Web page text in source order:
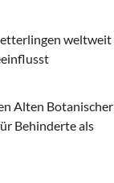
weltweit
Alten Botanischer
Behinderte als